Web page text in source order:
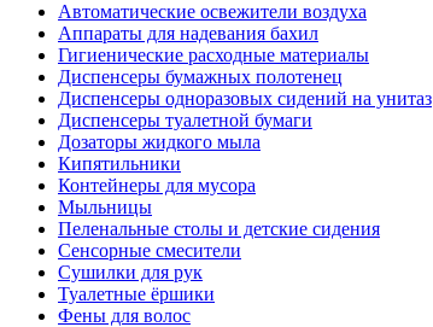
Автоматические освежители воздуха
Аппараты для надевания бахил
Гигиенические расходные материалы
Диспенсеры бумажных полотенец
Диспенсеры одноразовых сидений на унитаз
Диспенсеры туалетной бумаги
Дозаторы жидкого мыла
Кипятильники
Контейнеры для мусора
Мыльницы
Пеленальные столы и детские сидения
Сенсорные смесители
Сушилки для рук
Туалетные ёршики
Фены для волос